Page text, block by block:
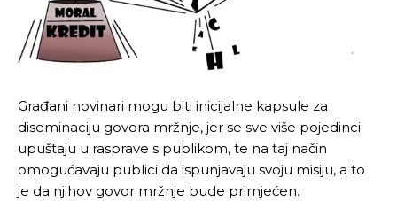
Pusti priču da živi!
Pusti priču da živi!
Građani novinari mogu biti inicijalne kapsule za
diseminaciju govora mržnje, jer se sve više pojedinci
upuštaju u rasprave s publikom, te na taj način
omogućavaju publici da ispunjavaju svoju misiju, a to
je da njihov govor mržnje bude primjećen.